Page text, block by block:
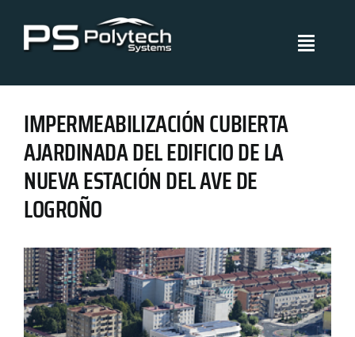
content
Toggle
Polytech Systems
Sistemas y aplicaciones
Proyectos
Políticas de Gestión
Blog
IMPERMEABILIZACIÓN CUBIERTA
AJARDINADA DEL EDIFICIO DE LA
NUEVA ESTACIÓN DEL AVE DE
LOGROÑO